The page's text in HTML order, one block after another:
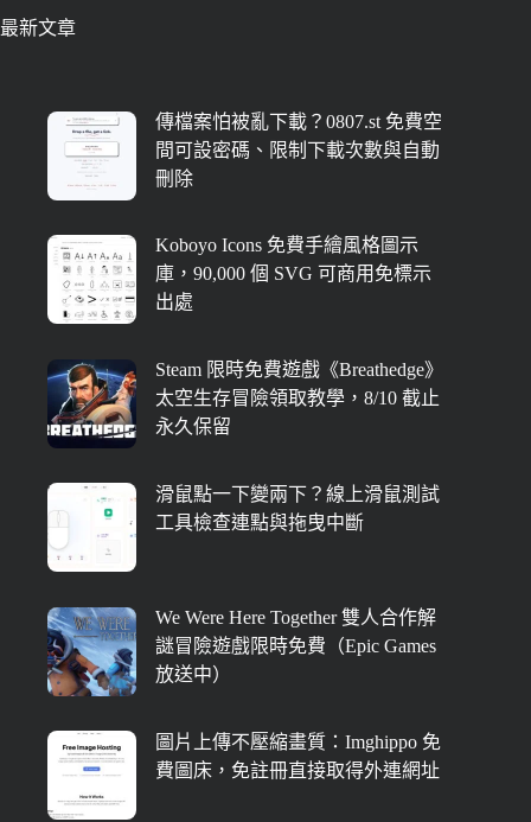
最新文章
傳檔案怕被亂下載？0807.st 免費空
間可設密碼、限制下載次數與自動
刪除
Koboyo Icons 免費手繪風格圖示
庫，90,000 個 SVG 可商用免標示
出處
Steam 限時免費遊戲《Breathedge》
太空生存冒險領取教學，8/10 截止
永久保留
滑鼠點一下變兩下？線上滑鼠測試
工具檢查連點與拖曳中斷
We Were Here Together 雙人合作解
謎冒險遊戲限時免費（Epic Games
放送中）
圖片上傳不壓縮畫質：Imghippo 免
費圖床，免註冊直接取得外連網址